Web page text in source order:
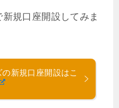
規口座開設してみま
新規口座開設はこ